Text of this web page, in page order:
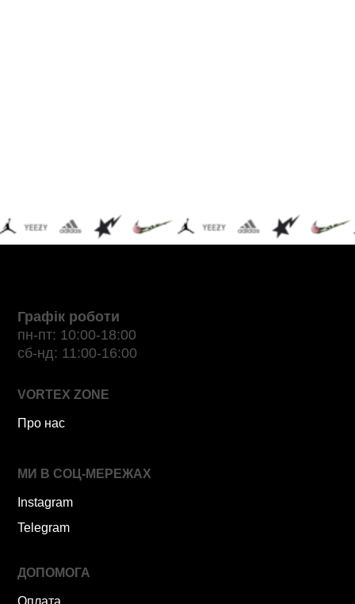
Графік роботи
пн-пт: 10:00-18:00
сб-нд: 11:00-16:00
VORTEX ZONE
Про нас
МИ В СОЦ-МЕРЕЖАХ
Instagram
Telegram
ДОПОМОГА